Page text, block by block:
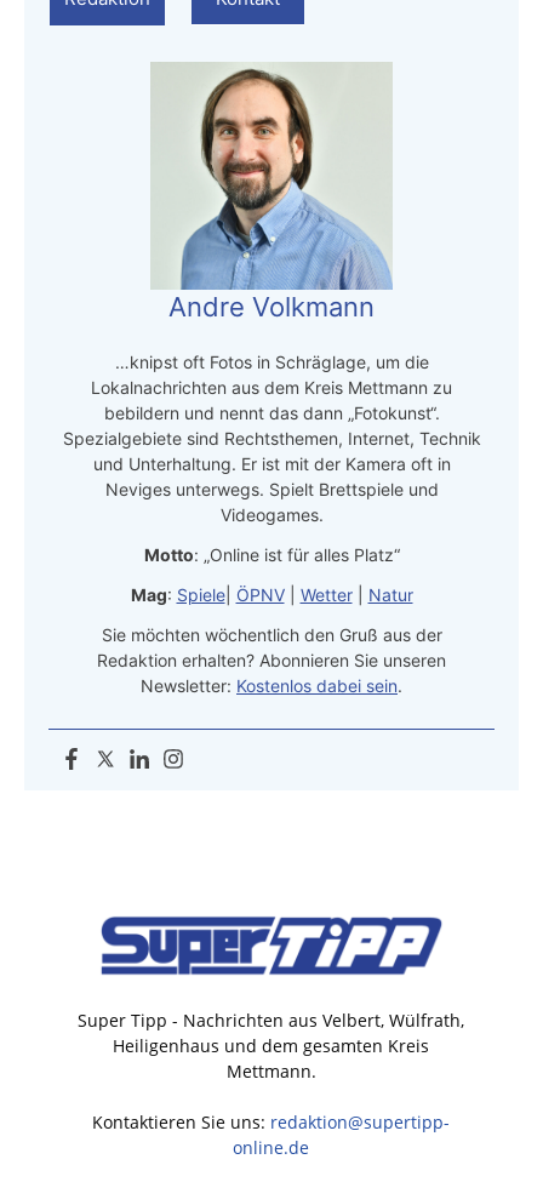
Andre Volkmann
…knipst oft Fotos in Schräglage, um die
Lokalnachrichten aus dem Kreis Mettmann zu
bebildern und nennt das dann „Fotokunst“.
Spezialgebiete sind Rechtsthemen, Internet, Technik
und Unterhaltung. Er ist mit der Kamera oft in
Neviges unterwegs. Spielt Brettspiele und
Videogames.
Motto: „Online ist für alles Platz“
Mag: Spiele| ÖPNV| Wetter| Natur
Sie möchten wöchentlich den Gruß aus der
Redaktion erhalten? Abonnieren Sie unseren
Newsletter: Kostenlos dabei sein.
Super Tipp - Nachrichten aus Velbert, Wülfrath,
Heiligenhaus und dem gesamten Kreis
Mettmann.
Kontaktieren Sie uns: redaktion@supertipp-
online.de